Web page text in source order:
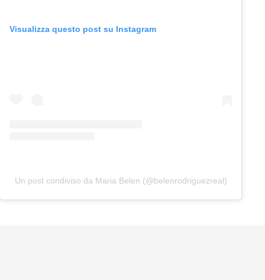
Visualizza questo post su Instagram
Un post condiviso da Maria Belen (@belenrodriguezreal)